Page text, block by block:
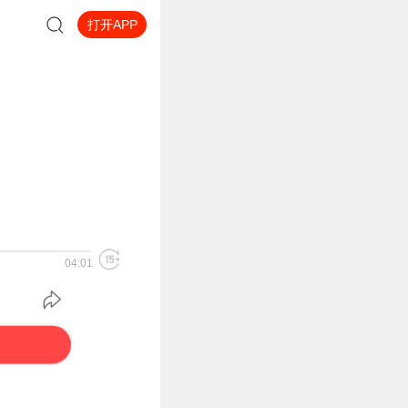
打开APP
04:01